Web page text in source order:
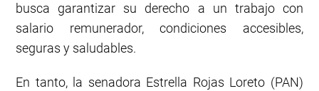
busca garantizar su derecho a un trabajo con
salario remunerador, condiciones accesibles,
seguras y saludables.
En tanto, la senadora Estrella Rojas Loreto (PAN)